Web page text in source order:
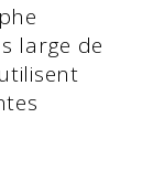
large de